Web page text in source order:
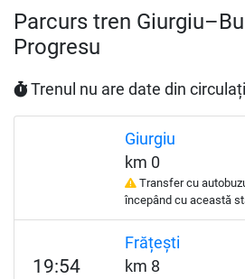
Parcurs tren
Progresu
Trenul nu are date din
Giurgiu
km 0
Transfer cu
începând cu această
19:54
Frățești
km 8